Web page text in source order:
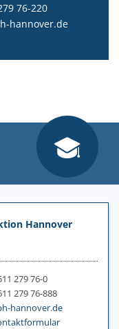
76-220
hannover.de
Hannover
279 76-0
279 76-888
hannover.de